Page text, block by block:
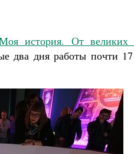
история. От великих
два дня работы почти